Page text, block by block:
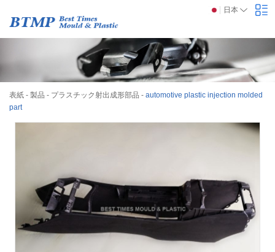
日本
表紙 - 製品 - プラスチック射出成形部品 - automotive plastic injection molded
part